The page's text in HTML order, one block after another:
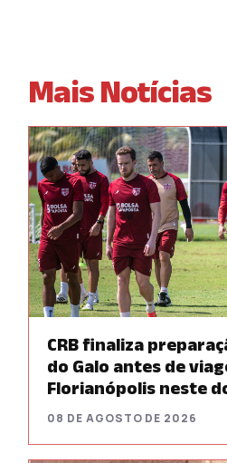
Mais Notícias
CRB finaliza
do Galo antes de
Florianópolis neste
08 DE AGOSTO DE 2026